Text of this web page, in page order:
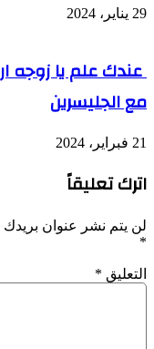
29 يناير، 2024
عندك علم يا زوجه
مع الجليسرين
21 فبراير، 2024
اترك تعليقاً
لن يتم نشر عنوان بريدك
*
التعليق *